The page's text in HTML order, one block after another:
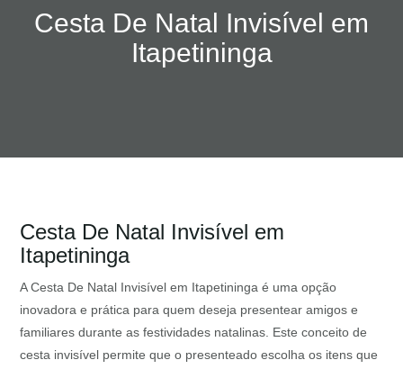
Cesta De Natal Invisível em
Itapetininga
Cesta De Natal Invisível em
Itapetininga
A Cesta De Natal Invisível em Itapetininga é uma opção
inovadora e prática para quem deseja presentear amigos e
familiares durante as festividades natalinas. Este conceito de
cesta invisível permite que o presenteado escolha os itens que